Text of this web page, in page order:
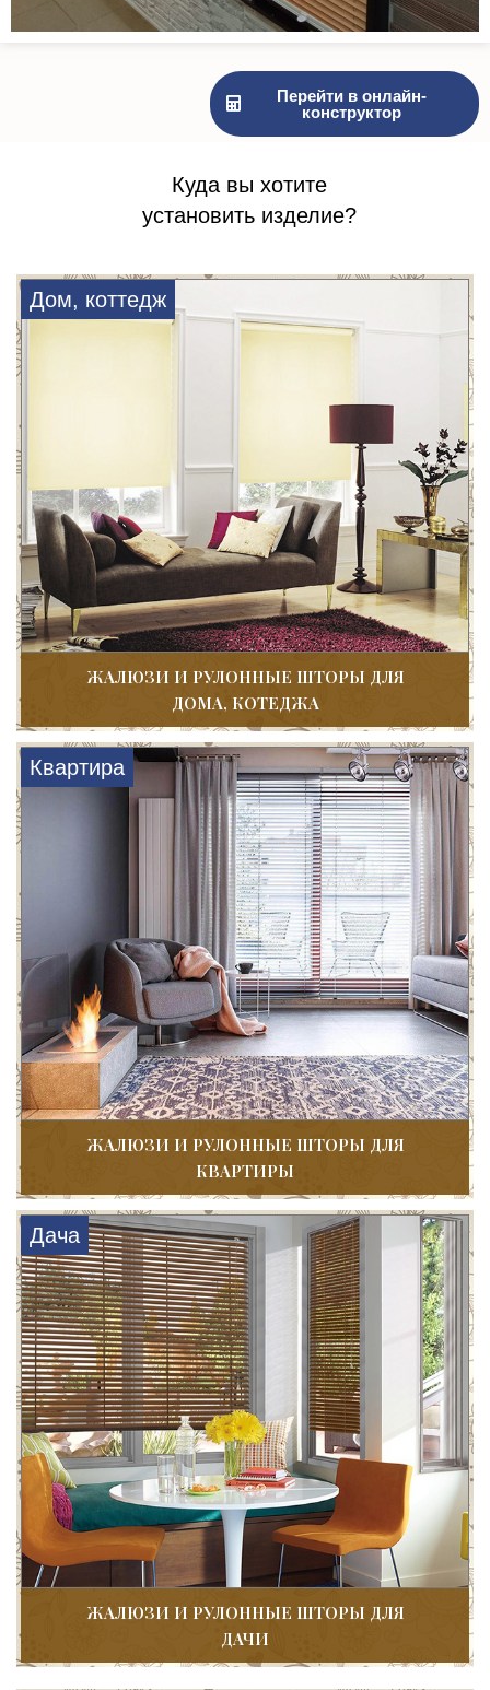
Перейти в онлайн-
конструктор
Куда вы хотите
установить изделие?
Дом, коттедж
ЖАЛЮЗИ И РУЛОННЫЕ ШТОРЫ ДЛЯ
ДОМА, КОТЕДЖА
Квартира
ЖАЛЮЗИ И РУЛОННЫЕ ШТОРЫ ДЛЯ
КВАРТИРЫ
Дача
ЖАЛЮЗИ И РУЛОННЫЕ ШТОРЫ ДЛЯ
ДАЧИ